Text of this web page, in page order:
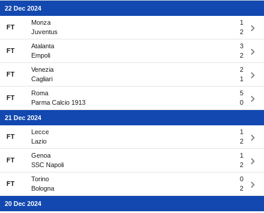
22 Dec 2024
FT
Monza
1
Juventus
2
FT
Atalanta
3
Empoli
2
FT
Venezia
2
Cagliari
1
FT
Roma
5
Parma Calcio 1913
0
21 Dec 2024
FT
Lecce
1
Lazio
2
FT
Genoa
1
SSC Napoli
2
FT
Torino
0
Bologna
2
20 Dec 2024